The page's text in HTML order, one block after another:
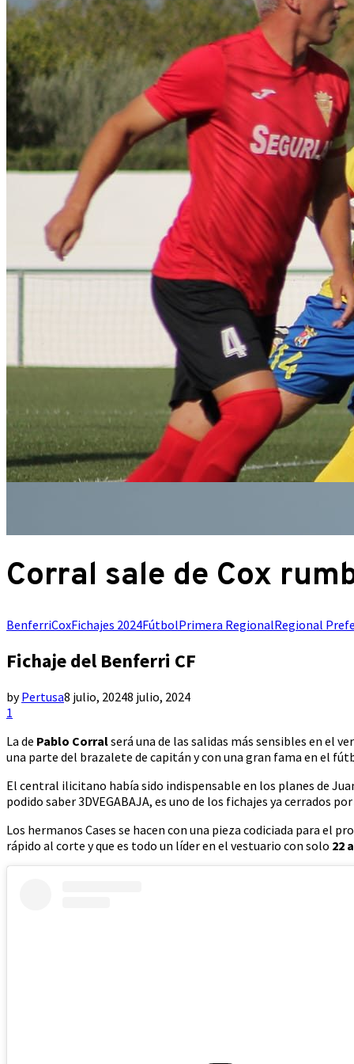
Corral sale de Cox
BenferriCoxFichajes 2024FútbolPrimera RegionalRegional
Fichaje del Benferri CF
byPertusa8 julio, 20248 julio, 2024
1
La de Pablo Corralserá una de las salidas más sensibles en el
una parte del brazalete de capitán y con una gran fama en el
El central ilicitano había sido indispensable en los planes de
podido saber 3DVEGABAJA, es uno de los fichajes ya cerrados
Los hermanos Cases se hacen con una pieza codiciada para el
rápido al corte y que es todo un líder en el vestuario con solo 22